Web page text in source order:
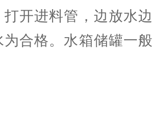
打开进料管，边放水
为合格。水箱储罐一